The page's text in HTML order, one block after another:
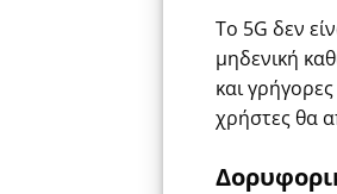
Το 5G δεν
μηδενική
και
χρήστες θα